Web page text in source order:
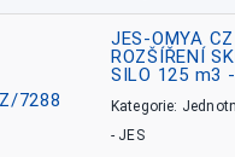
7288
JES-OMYA
ROZŠÍŘENÍ
SILO 125 m3
Kategorie:
- JES